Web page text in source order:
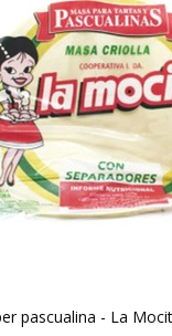
pascualina - La